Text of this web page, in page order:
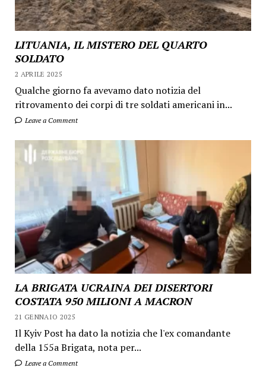
LITUANIA, IL MISTERO DEL QUARTO
SOLDATO
2 APRILE 2025
Qualche giorno fa avevamo dato notizia del
ritrovamento dei corpi di tre soldati americani in...
Leave a Comment
LA BRIGATA UCRAINA DEI DISERTORI
COSTATA 950 MILIONI A MACRON
21 GENNAIO 2025
Il Kyiv Post ha dato la notizia che l'ex comandante
della 155a Brigata, nota per...
Leave a Comment